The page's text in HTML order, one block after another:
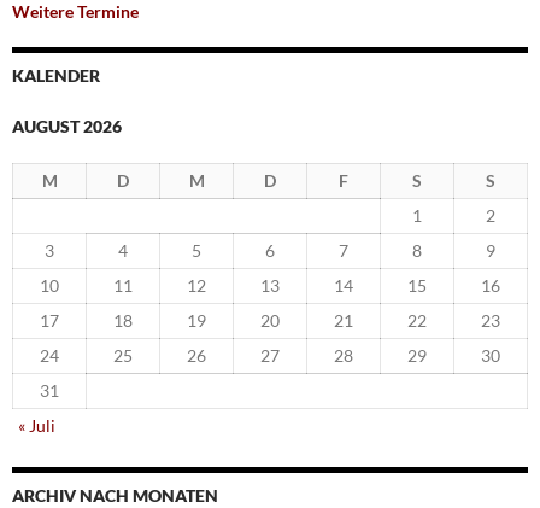
Weitere Termine
KALENDER
AUGUST 2026
M D M D F S
S
1
2
3
4 5 6 7 8
9
10
11 12 13 14 15
16
17
18 19 20 21 22
23
24
25 26 27 28 29
30
31
« Juli
ARCHIV NACH MONATEN